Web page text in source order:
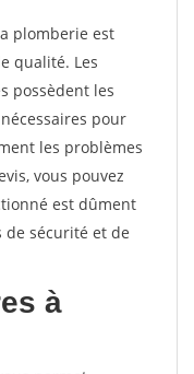
plomberie est
qualité. Les
possèdent les
pour
les problèmes
vous pouvez
est dûment
sécurité et de
à